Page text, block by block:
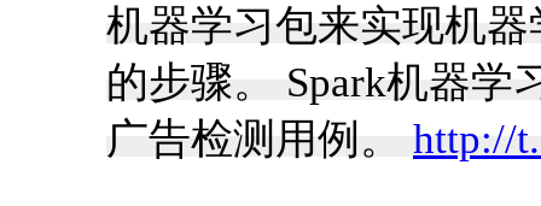
机器学习包来实现机
的步骤。 Spark机器学
广告检测用例。 http://